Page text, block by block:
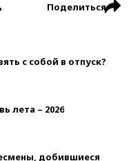
Поделиться
с собой в отпуск?
лета – 2026
добившиеся